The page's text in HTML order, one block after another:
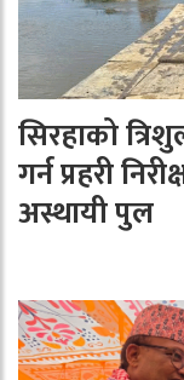
सिरहाको
गर्न प्रहरी
अस्थायी पुल